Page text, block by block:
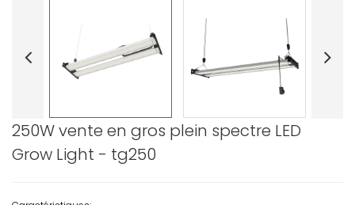
250W vente en gros plein spectre LED
Grow Light - tg250